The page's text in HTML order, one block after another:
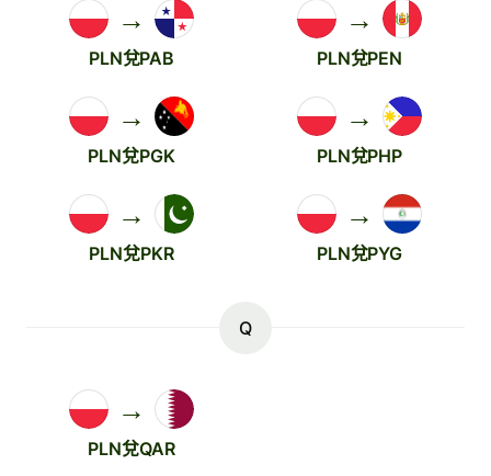
→
PLN兌PAB
→
PLN兌PEN
→
PLN兌PGK
→
PLN兌PHP
→
PLN兌PKR
→
PLN兌PYG
Q
→
PLN兌QAR